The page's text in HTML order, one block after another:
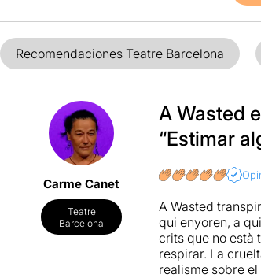
Recomendaciones Teatre Barcelona
Carme Canet
Teatre
Barcelona
A Wasted
“Estimar
A Wasted
qui enyoren, a
crits que no està
respirar. La
realisme sobre